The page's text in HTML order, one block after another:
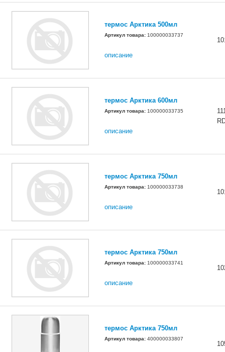
термос Арктика 500мл
Артикул товара: 100000033737
описание
термос Арктика 600мл
Артикул товара: 100000033735
описание
термос Арктика 750мл
Артикул товара: 100000033738
описание
термос Арктика 750мл
Артикул товара: 100000033741
описание
термос Арктика 750мл
Артикул товара: 400000033807